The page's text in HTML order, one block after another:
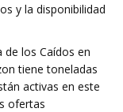
y la disponibilidad
de los Caídos en
tiene toneladas
activas en este
ofertas